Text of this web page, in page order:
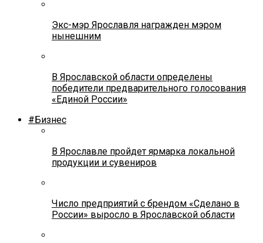
Экс-мэр Ярославля награжден мэром
нынешним
В Ярославской области определены
победители предварительного голосования
«Единой России»
#Бизнес
В Ярославле пройдет ярмарка локальной
продукции и сувениров
Число предприятий с брендом «Сделано в
России» выросло в Ярославской области